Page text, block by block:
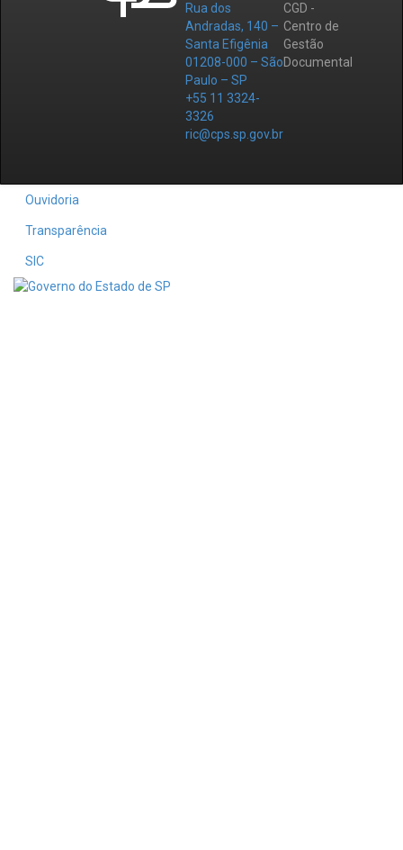
Rua dos
Andradas, 140 –
Santa Efigênia
01208-000 – São
Paulo – SP
+55 11 3324-
3326
ric@cps.sp.gov.br
CGD -
Centro de
Gestão
Documental
Ouvidoria
Transparência
SIC